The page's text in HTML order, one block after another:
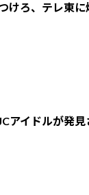
つけろ、テレ
アイドルが発